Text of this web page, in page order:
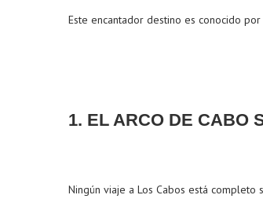
Este encantador destino es conocido
1. EL ARCO DE CABO
Ningún viaje a Los Cabos está completo